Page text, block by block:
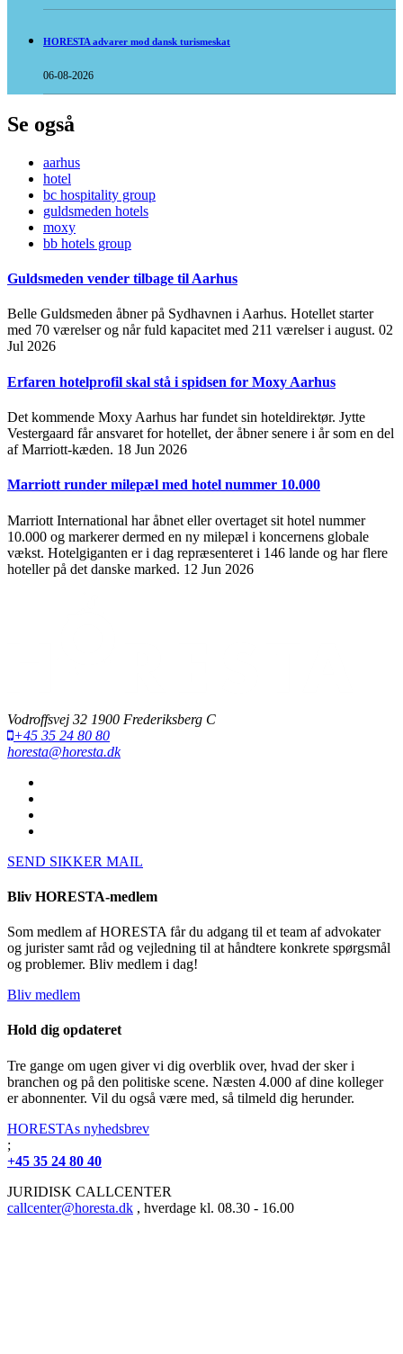
HORESTA advarer mod dansk turismeskat
06-08-2026
Se også
aarhus
hotel
bc hospitality group
guldsmeden hotels
moxy
bb hotels group
Guldsmeden vender tilbage til Aarhus
Belle Guldsmeden åbner på Sydhavnen i Aarhus. Hotellet starter
med 70 værelser og når fuld kapacitet med 211 værelser i august. 02
Jul 2026
Erfaren hotelprofil skal stå i spidsen for Moxy Aarhus
Det kommende Moxy Aarhus har fundet sin hoteldirektør. Jytte
Vestergaard får ansvaret for hotellet, der åbner senere i år som en del
af Marriott-kæden. 18 Jun 2026
Marriott runder milepæl med hotel nummer 10.000
Marriott International har åbnet eller overtaget sit hotel nummer
10.000 og markerer dermed en ny milepæl i koncernens globale
vækst. Hotelgiganten er i dag repræsenteret i 146 lande og har flere
hoteller på det danske marked. 12 Jun 2026
Vodroffsvej 32 1900 Frederiksberg C
+45 35 24 80 80
horesta@horesta.dk
SEND SIKKER MAIL
Bliv HORESTA-medlem
Som medlem af HORESTA får du adgang til et team af advokater
og jurister samt råd og vejledning til at håndtere konkrete spørgsmål
og problemer. Bliv medlem i dag!
Bliv medlem
Hold dig opdateret
Tre gange om ugen giver vi dig overblik over, hvad der sker i
branchen og på den politiske scene. Næsten 4.000 af dine kolleger
er abonnenter. Vil du også være med, så tilmeld dig herunder.
HORESTAs nyhedsbrev
;
+45 35 24 80 40
JURIDISK CALLCENTER
callcenter@horesta.dk , hverdage kl. 08.30 - 16.00